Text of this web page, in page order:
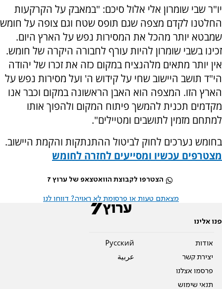
יו"ר שבי שומרון אלי אלול סיכם: "במאבק על הקרקעות
החלטנו לקדם מצפה שגם תופס שטח וגם צופה על חומש
שמבטא יותר מהכל את המסירות נפש על הארץ היום.
זכינו בשבי שומרון להיות עורף לחבורה היקרה של חומש.
אין יותר מתאים מלהנציח במקום כזה את זכרו של יהודה
הי"ד תושב היישוב שחי על קידוש ה' ועל מסירות נפש על
הארץ הזו. המצפה הוא האבן הראשונה במקום וכבר אנו
מקדמים תכנית להמשך פיתוח המקום ולהפוך אותו
למתחם מזמין לתושבים ומטיילים".
בחומש נערכים לחוק לביטול ההתנתקות והקמת היישוב.
מצטרפים עכשיו ומסייעים לחזרה לחומש
הצטרפו לקבוצת הוואטצאפ של ערוץ 7
מצאתם טעות או פרסומת לא ראויה? דווחו לנו
פנו אלינו
אודות
יצירת קשר
פרסמו אצלנו
תנאי שימוש
Pусский
عربية